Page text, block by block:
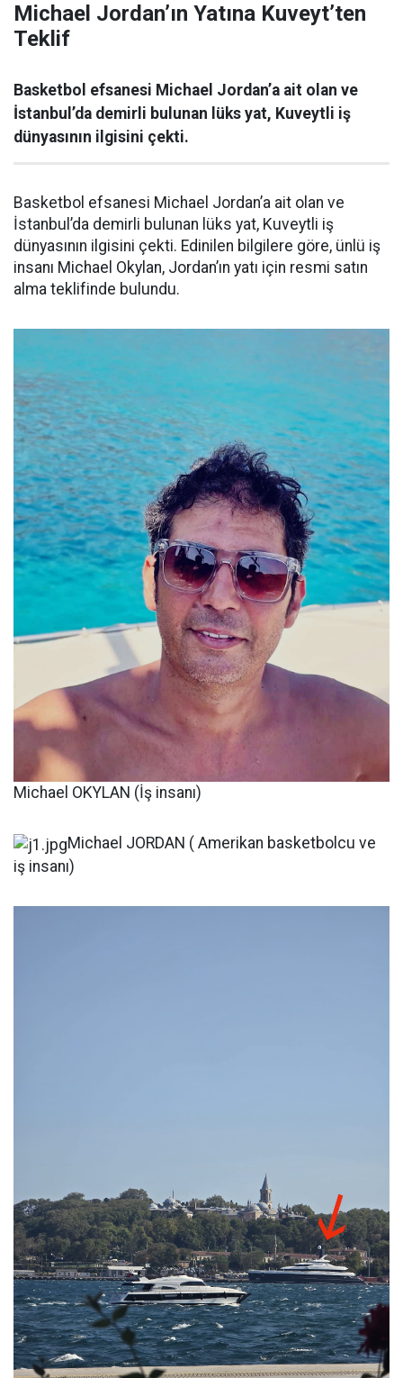
Michael Jordan’ın Yatına Kuveyt’ten
Teklif
Basketbol efsanesi Michael Jordan’a ait olan ve
İstanbul’da demirli bulunan lüks yat, Kuveytli iş
dünyasının ilgisini çekti.
Basketbol efsanesi Michael Jordan’a ait olan ve
İstanbul’da demirli bulunan lüks yat, Kuveytli iş
dünyasının ilgisini çekti. Edinilen bilgilere göre, ünlü iş
insanı Michael Okylan, Jordan’ın yatı için resmi satın
alma teklifinde bulundu.
Michael OKYLAN (İş insanı)
Michael JORDAN ( Amerikan basketbolcu ve
iş insanı)